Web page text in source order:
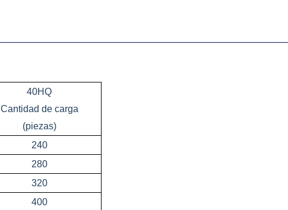
40HQ
Cantidad de carga
(piezas)
240
280
320
400